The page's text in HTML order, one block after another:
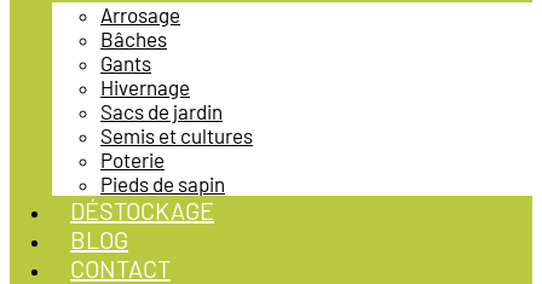
Arrosage
Bâches
Gants
Hivernage
Sacs de jardin
Semis et cultures
Poterie
Pieds de sapin
DÉSTOCKAGE
BLOG
CONTACT